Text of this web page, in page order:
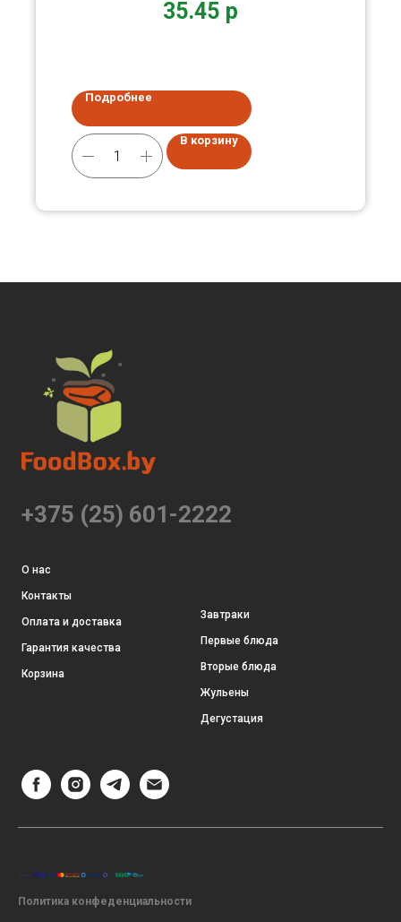
35.45 р
Подробнее
В корзину
+375 (25) 601-2222
О нас
Контакты
Оплата и доставка
Гарантия качества
Корзина
Завтраки
Первые блюда
Вторые блюда
Жульены
Дегустация
Политика конфеденциальности